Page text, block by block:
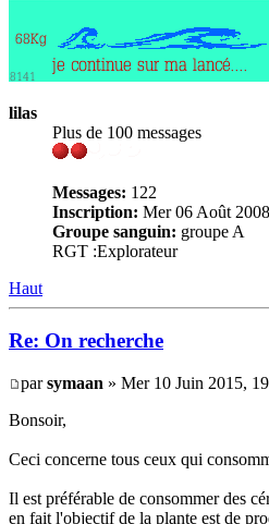
lilas
Plus de 100 messages
Messages: 122
Inscription: Mer 06 Août
Groupe sanguin: groupe A
RGT :Explorateur
Haut
Re: On recherche
parsymaan » Mer 10 Juin 2015,
Bonsoir,
Ceci concerne tous ceux qui
Il est préférable de consommer des
en fait l'objectif de la plante est de